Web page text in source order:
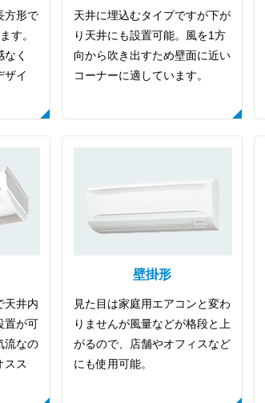
方形で
す。
く
ザイ
天井に埋込むタイプですが下が
り天井にも設置可能。風を1方
向から吹き出すため壁面に近い
コーナーに適しています。
天井内
置が可
流なの
スス
壁掛形
見た目は家庭用エアコンと変わ
りませんが風量などが格段と上
がるので、店舗やオフィスなど
にも使用可能。